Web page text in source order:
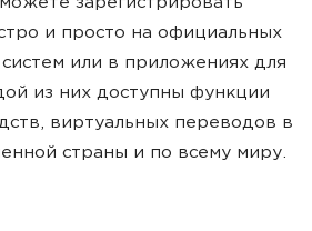
зарегистрировать
и просто на официальных
или ​​в приложениях для
из них доступны функции
виртуальных переводов в
страны и по всему миру.